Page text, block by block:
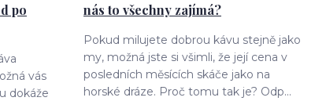
po
vás
dokáže
nás to všechny zajímá?
Pokud milujete dobrou kávu stejně jako
my, možná jste si všimli, že její cena v
posledních měsících skáče jako na
horské dráze. Proč tomu tak je? Odp...